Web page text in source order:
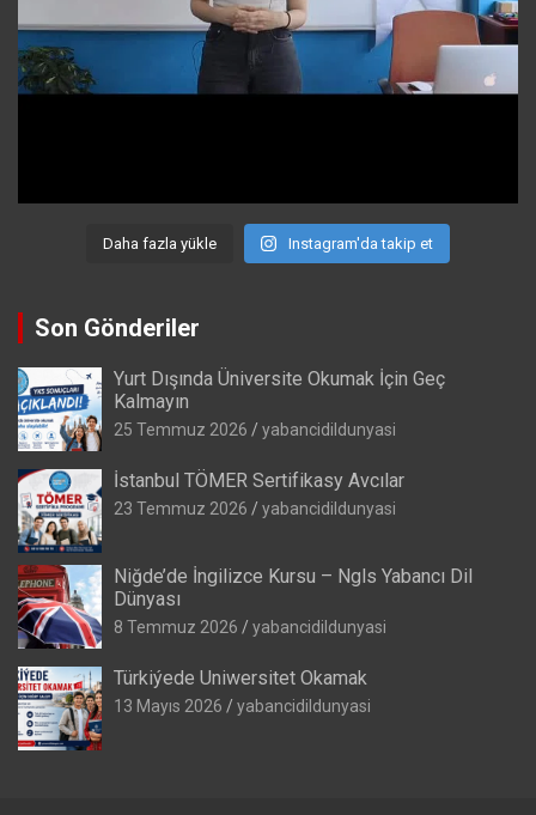
Daha fazla yükle Instagram'da takip et
Son Gönderiler
Yurt Dışında Üniversite Okumak İçin Geç
Kalmayın
25 Temmuz 2026 yabancidildunyasi
İstanbul TÖMER Sertifikasy Avcılar
23 Temmuz 2026 yabancidildunyasi
Niğde’de İngilizce Kursu – Ngls Yabancı Dil
Dünyası
8 Temmuz 2026 yabancidildunyasi
Türkiýede Uniwersitet Okamak
13 Mayıs 2026 yabancidildunyasi